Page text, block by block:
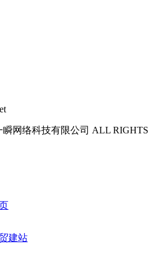
网络科技有限公司 ALL RIGHTS
建站